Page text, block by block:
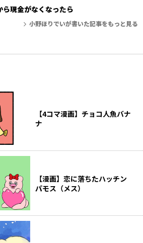
ら現金がなくなったら
小野ほりでいが書いた記事をもっと見る
【4コマ漫画】チョコ人魚バナ
ナ
【漫画】恋に落ちたハッチン
パモス（メス）